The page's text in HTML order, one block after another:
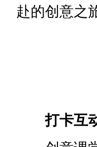
赴的创意之
打卡互动